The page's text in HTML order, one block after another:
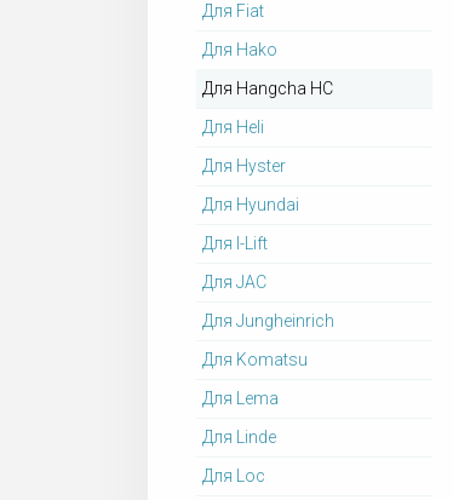
Для Fiat
Для Hako
Для Hangcha HC
Для Heli
Для Hyster
Для Hyundai
Для I-Lift
Для JAC
Для Jungheinrich
Для Komatsu
Для Lema
Для Linde
Для Loc